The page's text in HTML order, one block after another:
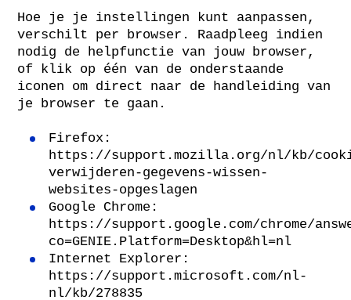
Hoe je je instellingen kunt aanpassen,
verschilt per browser. Raadpleeg indien
nodig de helpfunctie van jouw browser,
of klik op één van de onderstaande
iconen om direct naar de handleiding van
je browser te gaan.
Firefox:
https://support.mozilla.org/nl/kb/
verwijderen-gegevens-wissen-
websites-opgeslagen
Google Chrome:
https://support.google.com/chrome/
co=GENIE.Platform=Desktop&hl=nl
Internet Explorer:
https://support.microsoft.com/nl-
nl/kb/278835